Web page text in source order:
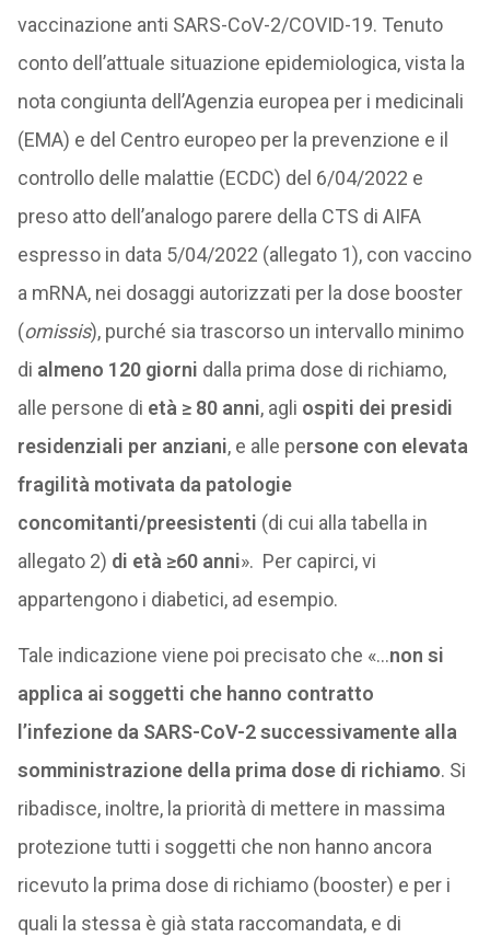
vaccinazione anti SARS-CoV-2/COVID-19. Tenuto
conto dell’attuale situazione epidemiologica, vista la
nota congiunta dell’Agenzia europea per i medicinali
(EMA) e del Centro europeo per la prevenzione e il
controllo delle malattie (ECDC) del 6/04/2022 e
preso atto dell’analogo parere della CTS di AIFA
espresso in data 5/04/2022 (allegato 1), con vaccino
a mRNA, nei dosaggi autorizzati per la dose booster
(omissis), purché sia trascorso un intervallo minimo
di almeno 120 giorni dalla prima dose di richiamo,
alle persone di età ≥ 80 anni, agli ospiti dei presidi
residenziali per anziani, e alle persone con elevata
fragilità motivata da patologie
concomitanti/preesistenti (di cui alla tabella in
allegato 2) di età ≥60 anni». Per capirci, vi
appartengono i diabetici, ad esempio.
Tale indicazione viene poi precisato che «…non si
applica ai soggetti che hanno contratto
l’infezione da SARS-CoV-2 successivamente alla
somministrazione della prima dose di richiamo. Si
ribadisce, inoltre, la priorità di mettere in massima
protezione tutti i soggetti che non hanno ancora
ricevuto la prima dose di richiamo (booster) e per i
quali la stessa è già stata raccomandata, e di